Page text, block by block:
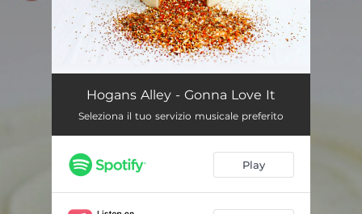
Gonna Love It
Hogans Alley - Gonna Love It
Seleziona il tuo servizio musicale preferito
Play